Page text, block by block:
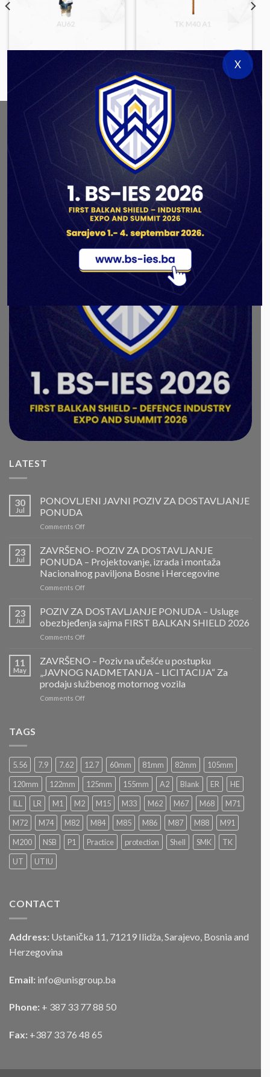
FUSES & GRANADES
AU62
FUSES & GRANADES
TK M40 A1
ABOUT US
As a government authorized defense industry
concern,
Unis GROUPis the leading exporter of weapons
and military equipment in Bosnia and Herzegovina.
LATEST
30
Jul
PONOVLJENI JAVNI POZIV ZA DOSTAVLJANJE
PONUDA
Comments Offon
JAVNI
POZIV
ZA
DOSTAVLJANJE
PONUDA
23
Jul
ZAVRŠENO- POZIV ZA DOSTAVLJANJE
PONUDA – Projektovanje, izrada i montaža
Nacionalnog paviljona Bosne i Hercegovine
Comments Offon
POZIV
ZA
DOSTAVLJANJE
PONUDA
Projektovanje,
izrada
montaža
Nacionalnog
23
Jul
POZIV ZA DOSTAVLJANJE PONUDA – Usluge
obezbjeđenja sajma FIRST BALKAN SHIELD 2026
Comments Offon
ZA
DOSTAVLJANJE
PONUDA
–
Usluge
2026
11
May
ZAVRŠENO – Poziv na učešće u postupku
„JAVNOG NADMETANJA – LICITACIJA“ Za
prodaju službenog motornog vozila
Comments Offon
u
postupku
„JAVNOG
NADMETANJA
–
LICITACIJA“
Za
prodaju
službenog
motornog
TAGS
5.56 7.9 7.62 12.7 60mm 81mm 82mm
105mm
120mm
122mm 125mm 155mm A2 Blank ER
HE
ILL
LR M1 M2 M15 M33 M62 M67 M68
M71
M72
M74 M82 M84 M85 M86 M87 M88
M91
M200
NSB P1 Practice protection Shell SMK
TK
UT
UTIU
CONTACT
Address: Ustanička 11, 71219 Ilidža, Sarajevo, Bosnia and
Herzegovina
Email: info@unisgroup.ba
Phone: + 387 33 77 88 50
Fax: +387 33 76 48 65
X